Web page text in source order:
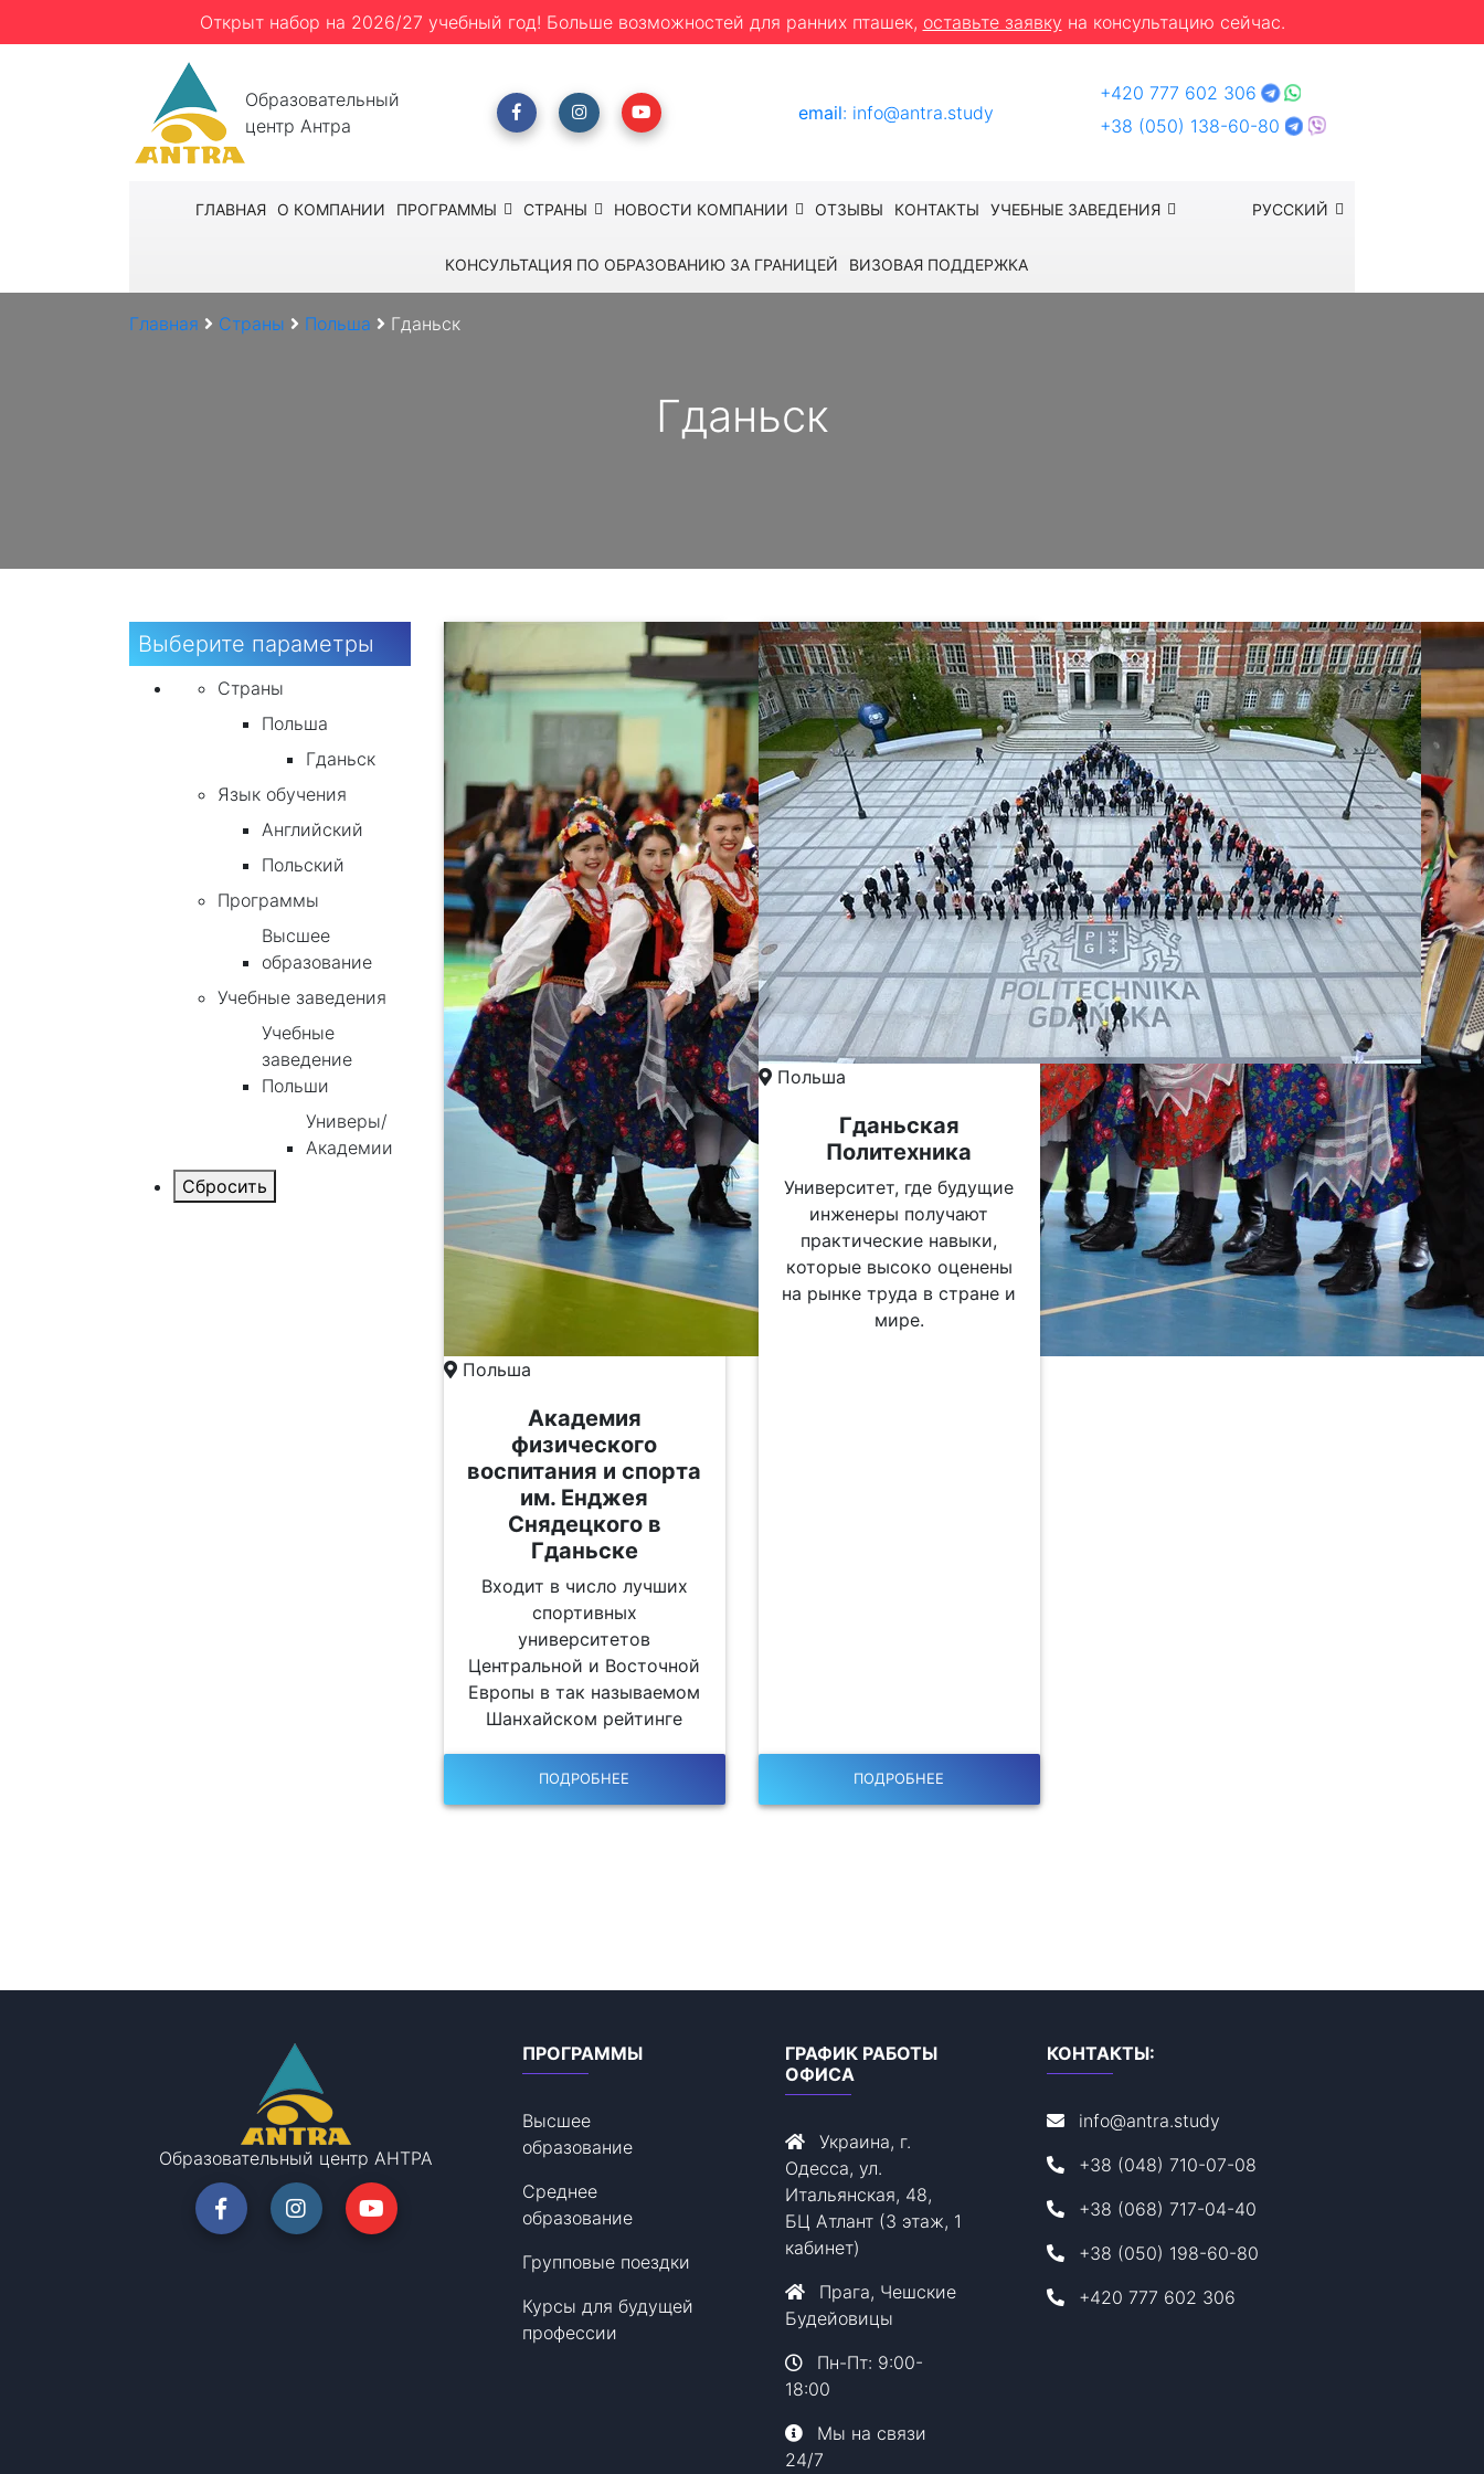
Открыт набор на 2026/27 учебный год! Больше возможностей для ранних пташек, оставьте заявку на консультацию сейчас.
Образовательный
центр Антра
email: info@antra.study
+420 777 602 306
+38 (050) 138-60-80
ГЛАВНАЯ О КОМПАНИИ ПРОГРАММЫ РУССКИЙ
СТРАНЫ НОВОСТИ КОМПАНИИ ОТЗЫВЫ КОНТАКТЫ УЧЕБНЫЕ ЗАВЕДЕНИЯ
КОНСУЛЬТАЦИЯ ПО ОБРАЗОВАНИЮ ЗА ГРАНИЦЕЙ ВИЗОВАЯ ПОДДЕРЖКА
Главная Страны Польша Гданьск
Гданьск
Выберите параметры
Страны
Польша
Гданьск
Язык обучения
Английский
Польский
Программы
Высшее
образование
Учебные заведения
Учебные
заведение
Польши
Универы/
Академии
Польша
Академия
физического
воспитания и спорта
им. Енджея
Снядецкого в
Гданьске
Входит в число лучших
спортивных
университетов
Центральной и Восточной
Европы в так называемом
Шанхайском рейтинге
ПОДРОБНЕЕ
Польша
Гданьская
Политехника
Университет, где будущие
инженеры получают
практические навыки,
которые высоко оценены
на рынке труда в стране и
мире.
ПОДРОБНЕЕ
Образовательный центр АНТРА
ПРОГРАММЫ
Высшее
образование
Среднее
образование
Групповые поездки
Курсы для будущей
профессии
ГРАФИК РАБОТЫ
ОФИСА
Украина, г.
Одесса, ул.
Итальянская, 48,
БЦ Атлант (3 этаж, 1
кабинет)
Прага, Чешские
Будейовицы
Пн-Пт: 9:00-
18:00
Мы на связи
24/7
КОНТАКТЫ:
info@antra.study
+38 (048) 710-07-08
+38 (068) 717-04-40
+38 (050) 198-60-80
+420 777 602 306